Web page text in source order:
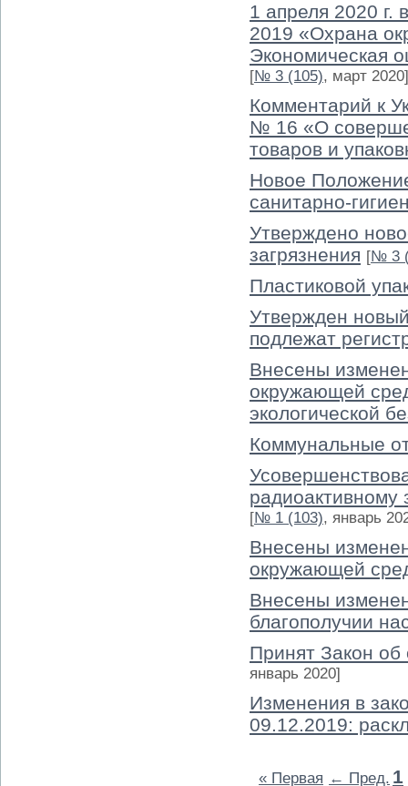
1 апреля 2020 г.
2019 «Охрана
Экономическая
[№ 3 (105), март 2020]
Комментарий к
№ 16 «О
товаров и
Новое
санитарно-
Утверждено
загрязнения [№ 3
Пластиковой
Утвержден
подлежат
Внесены
окружающей
экологической
Коммунальные
радиоактивному
[№ 1 (103), январь
Внесены
окружающей
Внесены
благополучии
Принят Закон об
январь 2020]
Изменения в
09.12.2019:
« Первая ← Пред. 1